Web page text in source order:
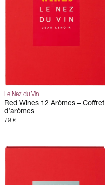
Le Nez du Vin
Red Wines 12 Arômes – Coffret
d’arômes
79 €